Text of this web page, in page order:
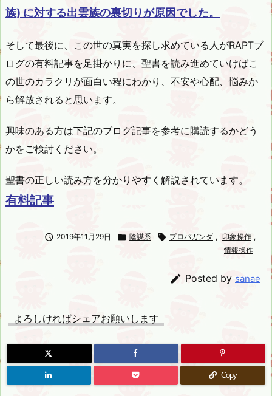
族) に対する出雲族の裏切りが原因でした。
そして最後に、この世の真実を探し求めている人がRAPTブ
ログの有料記事を足掛かりに、聖書を読み進めていけばこ
の世のカラクリが面白い程にわかり、不安や心配、悩みか
ら解放されると思います。
興味のある方は下記のブログ記事を参考に購読するかどう
かをご検討ください。
聖書の正しい読み方を分かりやすく解説されています。
有料記事
 2019年11月29日  陰謀系  プロパガンダ , 印象操作 ,
情報操作
 Posted by sanae
よろしければシェアお願いします
Copy